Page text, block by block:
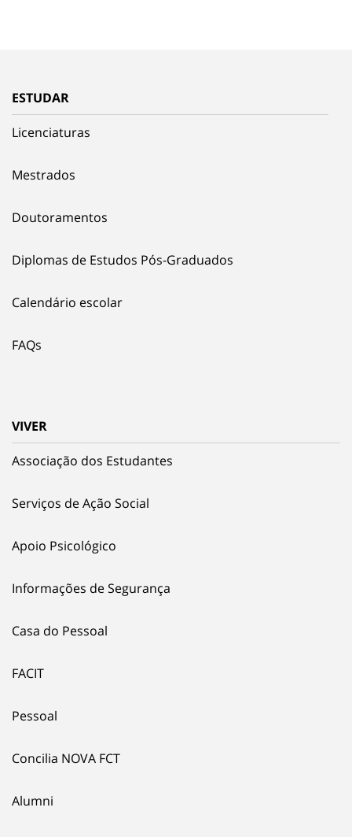
ESTUDAR
Licenciaturas
Mestrados
Doutoramentos
Diplomas de Estudos Pós-Graduados
Calendário escolar
FAQs
VIVER
Associação dos Estudantes
Serviços de Ação Social
Apoio Psicológico
Informações de Segurança
Casa do Pessoal
FACIT
Pessoal
Concilia NOVA FCT
Alumni